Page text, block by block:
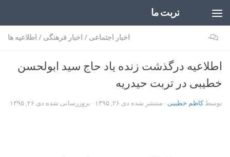
تربت ما
اخبار اجتماعی / اخبار فرهنگی / اطلاعیه ها ۰
اطلاعیه درگذشت زنده یاد حاج سید ابولحسن
خطیبی در تربت حیدریه
توسطکاظم خطیبی · منتشر شده دی ۲۶, ۱۳۹۵ · بروزرسانی شده دی ۲۶, ۱۳۹۵